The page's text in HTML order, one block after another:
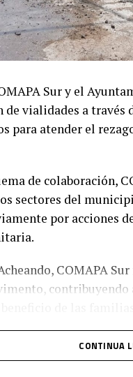
Sur y el
de vialidades a
para atender el
de colaboración,
sectores del
por acciones
COMAPA
CONTINUA